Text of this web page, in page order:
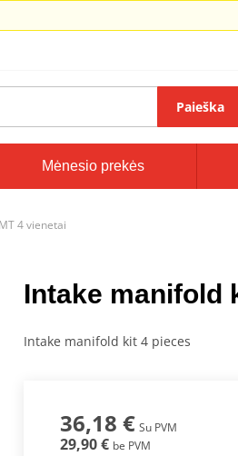
Paieška
Mėnesio prekės
4 vienetai
Intake manifold
Intake manifold kit 4 pieces
36,18 € Su PVM
29,90 € be PVM